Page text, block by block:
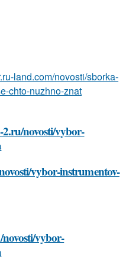
land.com/novosti/sborka-
chto-nuzhno-znat
novosti/vybor-
vybor-instrumentov-
vybor-